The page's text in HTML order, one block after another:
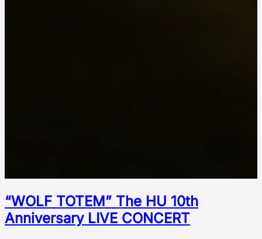
“WOLF TOTEM” The HU 10th
Аnniversary LIVE CONCERT